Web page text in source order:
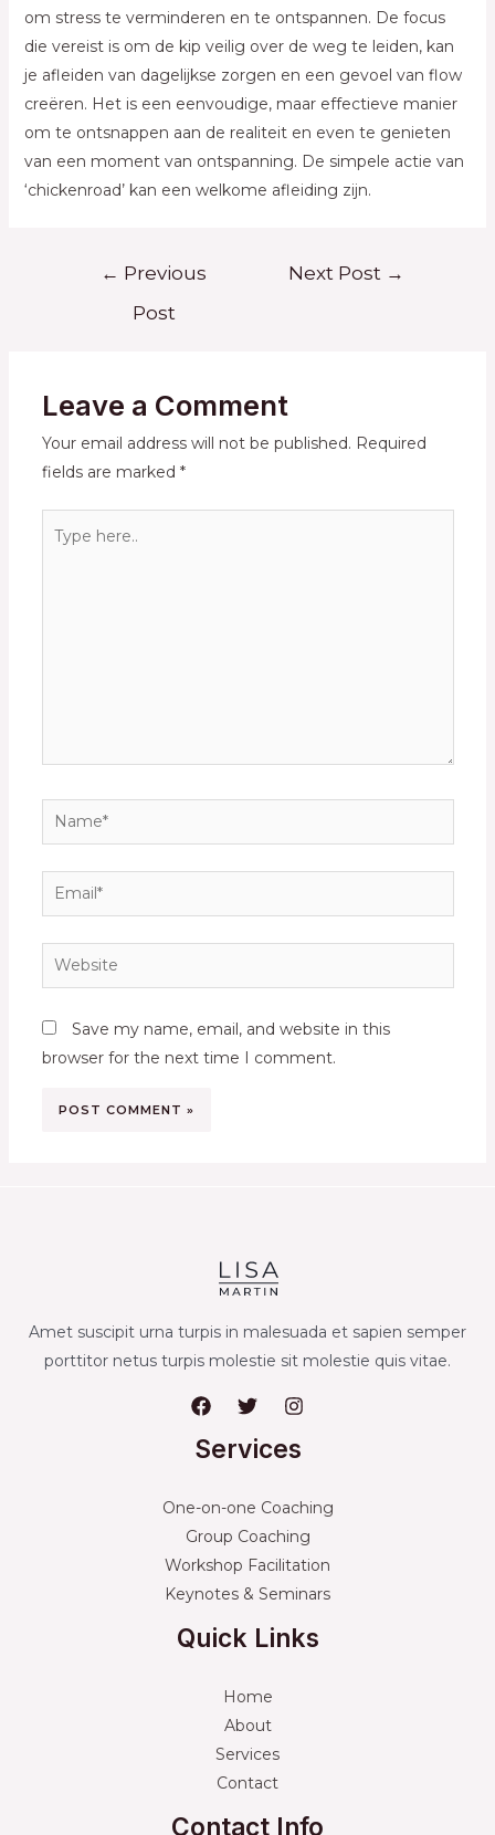
om stress te verminderen en te ontspannen. De focus
die vereist is om de kip veilig over de weg te leiden, kan
je afleiden van dagelijkse zorgen en een gevoel van flow
creëren. Het is een eenvoudige, maar effectieve manier
om te ontsnappen aan de realiteit en even te genieten
van een moment van ontspanning. De simpele actie van
‘chickenroad’ kan een welkome afleiding zijn.
← Previous
Post
Next Post →
Leave a Comment
Your email address will not be published. Required
fields are marked *
here..
Name*
Email*
Website
Save my name, email, and website in this
browser for the next time I comment.
Amet suscipit urna turpis in malesuada et sapien semper
porttitor netus turpis molestie sit molestie quis vitae.
Services
One-on-one Coaching
Group Coaching
Workshop Facilitation
Keynotes & Seminars
Quick Links
Home
About
Services
Contact
Contact Info